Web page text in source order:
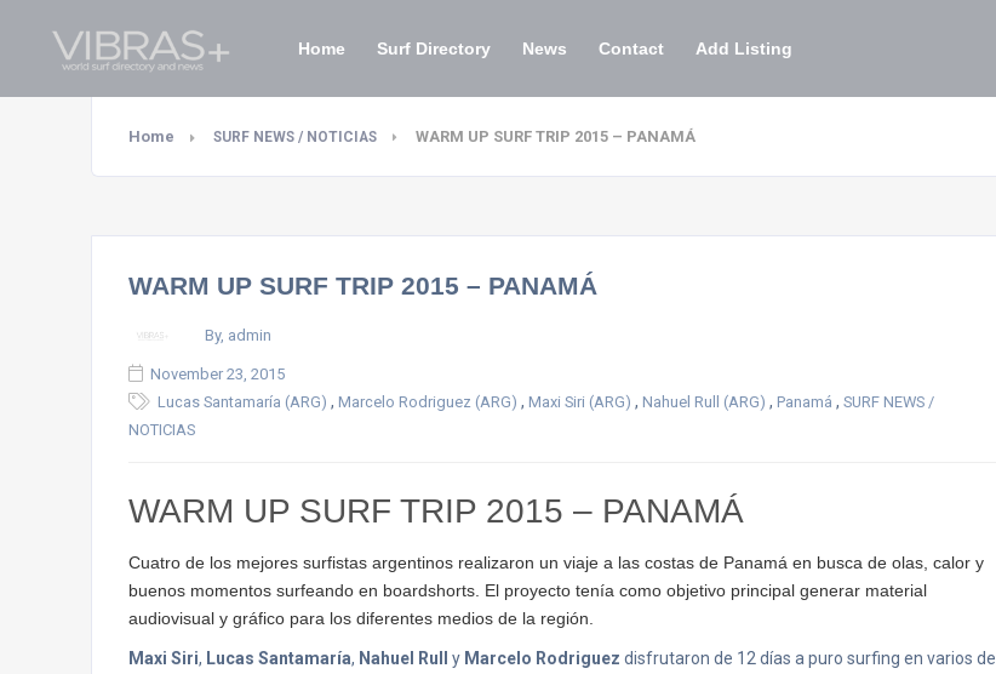
Home Surf Directory News Contact Add Listing
Home SURF NEWS / NOTICIAS WARM UP SURF TRIP 2015 – PANAMÁ
WARM UP SURF TRIP 2015 – PANAMÁ
By, admin
November 23, 2015
Lucas Santamaría (ARG) , Marcelo Rodriguez (ARG) , Maxi Siri (ARG) , Nahuel Rull (ARG) , Panamá , SURF NEWS /
NOTICIAS
WARM UP SURF TRIP 2015 – PANAMÁ
Cuatro de los mejores surfistas argentinos realizaron un viaje a las costas de Panamá en busca de olas, calor y
buenos momentos surfeando en boardshorts. El proyecto tenía como objetivo principal generar material
audiovisual y gráfico para los diferentes medios de la región.
Maxi Siri, Lucas Santamaría, Nahuel Rull y Marcelo Rodriguez disfrutaron de 12 días a puro surfing en varios de